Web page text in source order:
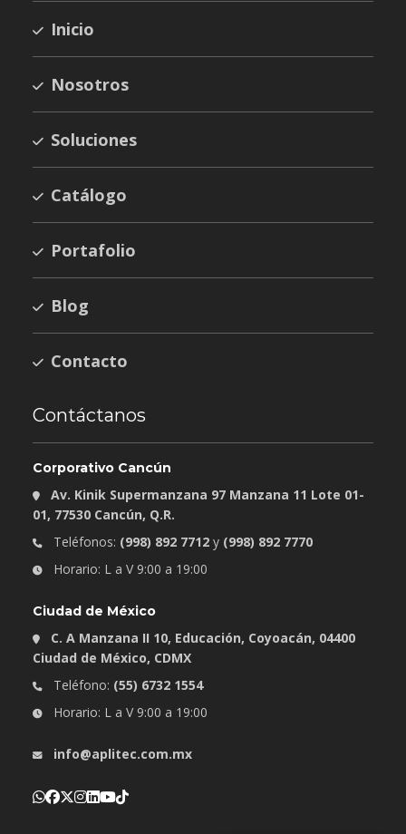
Inicio
Nosotros
Soluciones
Catálogo
Portafolio
Blog
Contacto
Contáctanos
Corporativo Cancún
Av. Kinik Supermanzana 97 Manzana 11 Lote 01-
01, 77530 Cancún, Q.R.
Teléfonos: (998) 892 7712 y (998) 892 7770
Horario: L a V 9:00 a 19:00
Ciudad de México
C. A Manzana II 10, Educación, Coyoacán, 04400
Ciudad de México, CDMX
Teléfono: (55) 6732 1554
Horario: L a V 9:00 a 19:00
info@aplitec.com.mx